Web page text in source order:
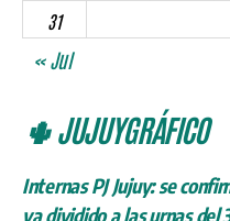
31
« Jul
🌵 JUJUYGRÁFICO
Internas PJ Jujuy: se
va dividido a las urnas del